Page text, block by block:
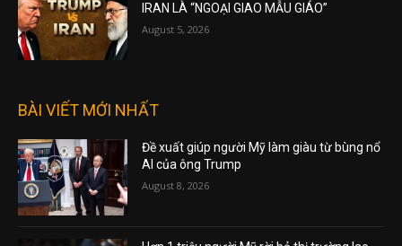
IRAN LÀ “NGOẠI GIAO MẪU GIÁO”
August 5, 2026
BÀI VIẾT MỚI NHẤT
Đề xuất giúp người Mỹ làm giàu từ bùng nổ
AI của ông Trump
August 8, 2026